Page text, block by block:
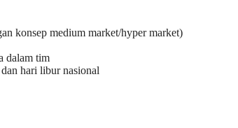
konsep medium market/hyper market)
dalam tim
hari libur nasional